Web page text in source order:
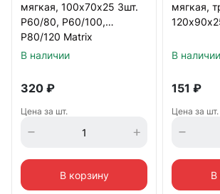
мягкая, 100х70х25 3шт.
Р60/80, Р60/100,
Р80/120 Matrix
В наличии
320 ₽
Цена за шт.
В корзину
мягкая,
В наличии
151 ₽
Цена за шт.
В